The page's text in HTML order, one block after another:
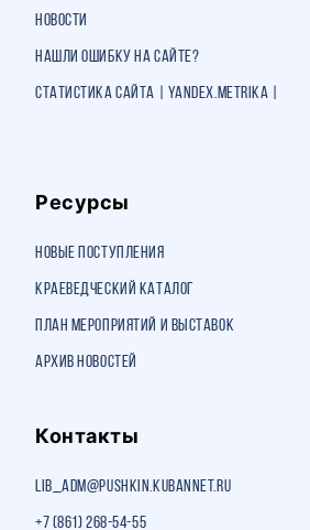
Новости
Нашли ошибку на сайте?
Статистика сайта | Yandex.Metrika |
Ресурсы
Новые поступления
Краеведческий каталог
План мероприятий и выставок
Архив новостей
Контакты
lib_adm@pushkin.kubannet.ru
+7 (861) 268-54-55